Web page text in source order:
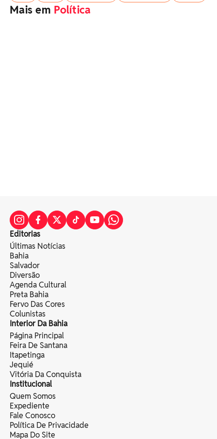
Mais em Política
Editorias
Últimas Notícias
Bahia
Salvador
Diversão
Agenda Cultural
Preta Bahia
Fervo Das Cores
Colunistas
Interior Da Bahia
Página Principal
Feira De Santana
Itapetinga
Jequié
Vitória Da Conquista
Institucional
Quem Somos
Expediente
Fale Conosco
Política De Privacidade
Mapa Do Site